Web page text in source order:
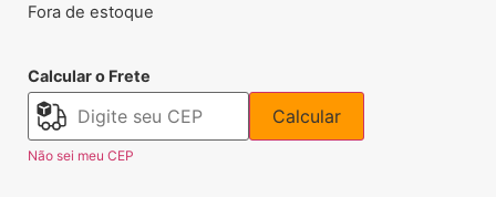
Fora de estoque
Calcular o Frete
Calcular
Não sei meu CEP